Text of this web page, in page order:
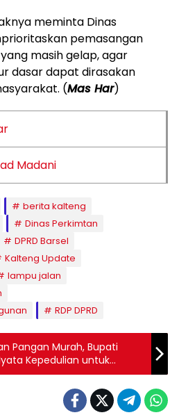
meminta Dinas
pemasangan
masih gelap, agar
dasar dapat dirasakan
(Mas Har)
Madani
berita kalteng
Dinas Perkimtan
DPRD Barsel
Kalteng Update
lampu jalan
RDP DPRD
Pangan Murah, Bupati
Kepedulian untuk